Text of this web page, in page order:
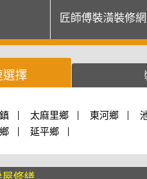
匠師傅裝潢裝修
擇
太麻里鄉 東河鄉
延平鄉